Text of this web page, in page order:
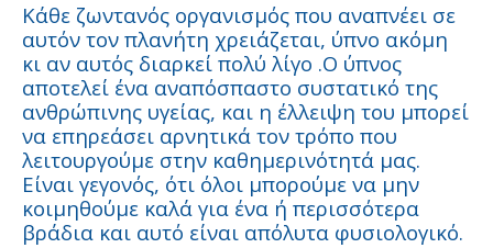
Κάθε ζωντανός οργανισμός που αναπνέει σε
αυτόν τον πλανήτη χρειάζεται, ύπνο ακόμη
κι αν αυτός διαρκεί πολύ λίγο .Ο ύπνος
αποτελεί ένα αναπόσπαστο συστατικό της
ανθρώπινης υγείας, και η έλλειψη του μπορεί
να επηρεάσει αρνητικά τον τρόπο που
λειτουργούμε στην καθημερινότητά μας.
Είναι γεγονός, ότι όλοι μπορούμε να μην
κοιμηθούμε καλά για ένα ή περισσότερα
βράδια και αυτό είναι απόλυτα φυσιολογικό.